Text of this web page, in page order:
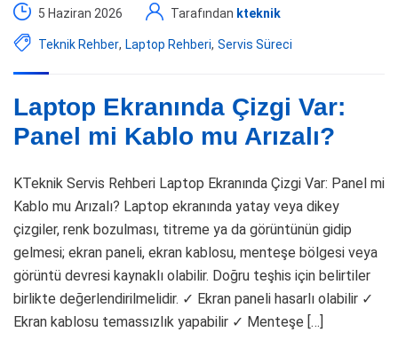
5 Haziran 2026 Tarafından kteknik
Teknik Rehber, Laptop Rehberi, Servis Süreci
Laptop Ekranında Çizgi Var:
Panel mi Kablo mu Arızalı?
KTeknik Servis Rehberi Laptop Ekranında Çizgi Var: Panel mi
Kablo mu Arızalı? Laptop ekranında yatay veya dikey
çizgiler, renk bozulması, titreme ya da görüntünün gidip
gelmesi; ekran paneli, ekran kablosu, menteşe bölgesi veya
görüntü devresi kaynaklı olabilir. Doğru teşhis için belirtiler
birlikte değerlendirilmelidir. ✓ Ekran paneli hasarlı olabilir ✓
Ekran kablosu temassızlık yapabilir ✓ Menteşe […]